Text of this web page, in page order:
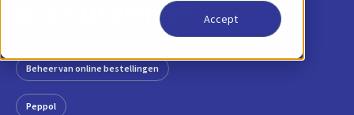
Accept
procurement?
Beheer van online bestellingen
Peppol